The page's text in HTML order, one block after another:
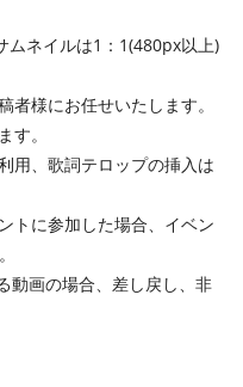
ムネイルは1：1(480px以上)
者様にお任せいたします。
す。
用、歌詞テロップの挿入は
トに参加した場合、イベン
動画の場合、差し戻し、非